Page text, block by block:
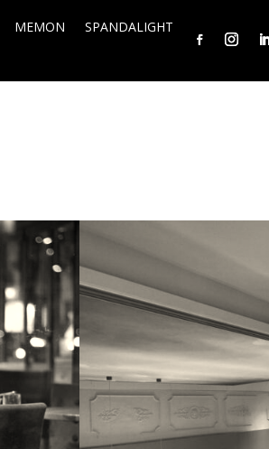
MEMON
SPANDALIGHT